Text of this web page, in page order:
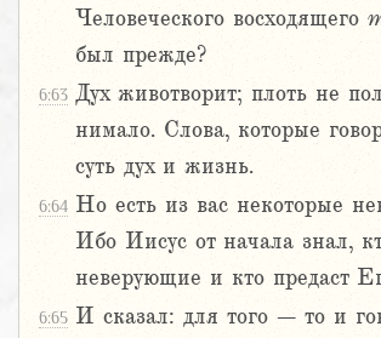
Человеческого восходящего
был прежде?
6:63 Дух животворит; плоть не
нимало. Слова, которые
суть дух и жизнь.
6:64 Но есть из вас некоторые
Ибо Иисус от начала знал,
неверующие и кто предаст
6:65 И сказал: для того – то и